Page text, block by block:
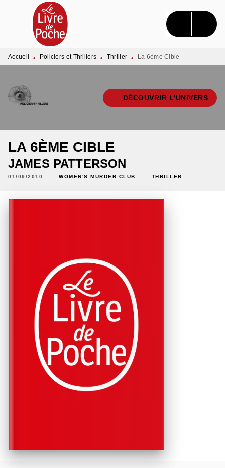
MENU RECHERCHE CONTENU
PIED DE PAGE
Accueil • Policiers et Thrillers • Thriller • La 6ème Cible
DÉCOUVRIR L'UNIVERS
LA 6ÈME CIBLE
JAMES PATTERSON
01/09/2010 WOMEN'S MURDER CLUB THRILLER